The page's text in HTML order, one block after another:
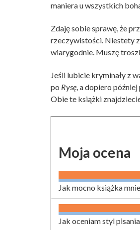
maniera u wszystkich
Zdaję sobie sprawę, że
rzeczywistości. Niestety
wiarygodnie. Muszę
Jeśli lubicie kryminały z
po Rysę, a dopiero później
Obie te książki
Moja ocena
Jak mocno książka
Jak oceniam styl